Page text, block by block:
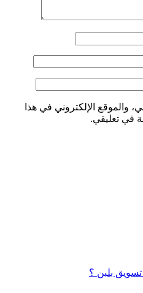
والموقع الإلكتروني في هذا
في تعليقي.
بلبن ؟